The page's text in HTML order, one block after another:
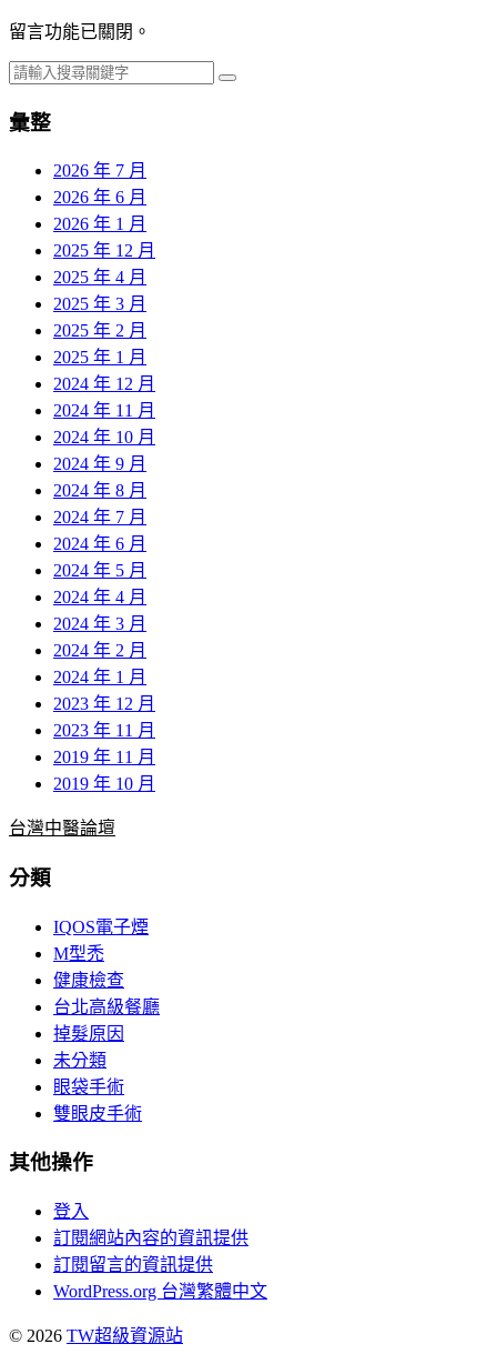
留言功能已關閉。
彙整
2026 年 7 月
2026 年 6 月
2026 年 1 月
2025 年 12 月
2025 年 4 月
2025 年 3 月
2025 年 2 月
2025 年 1 月
2024 年 12 月
2024 年 11 月
2024 年 10 月
2024 年 9 月
2024 年 8 月
2024 年 7 月
2024 年 6 月
2024 年 5 月
2024 年 4 月
2024 年 3 月
2024 年 2 月
2024 年 1 月
2023 年 12 月
2023 年 11 月
2019 年 11 月
2019 年 10 月
台灣中醫論壇
分類
IQOS電子煙
M型禿
健康檢查
台北高級餐廳
掉髮原因
未分類
眼袋手術
雙眼皮手術
其他操作
登入
訂閱網站內容的資訊提供
訂閱留言的資訊提供
WordPress.org 台灣繁體中文
© 2026 TW超級資源站